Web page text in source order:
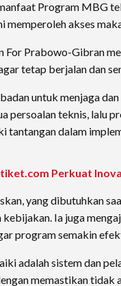
Program MBG
memperoleh akses
For Prabowo-Gibran
tetap berjalan dan
untuk menjaga
persoalan teknis, lalu
tantangan dalam
tiket.com Perkuat
yang dibutuhkan
kebijakan. Ia juga
program semakin
adalah sistem dan
memastikan tidak